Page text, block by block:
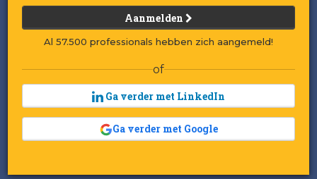
Nike aangeklaagd om '7-
Aanmelden
Al 57.500 professionals hebben zich aangemeld!
of
Ga verder met LinkedIn
Ga verder met Google